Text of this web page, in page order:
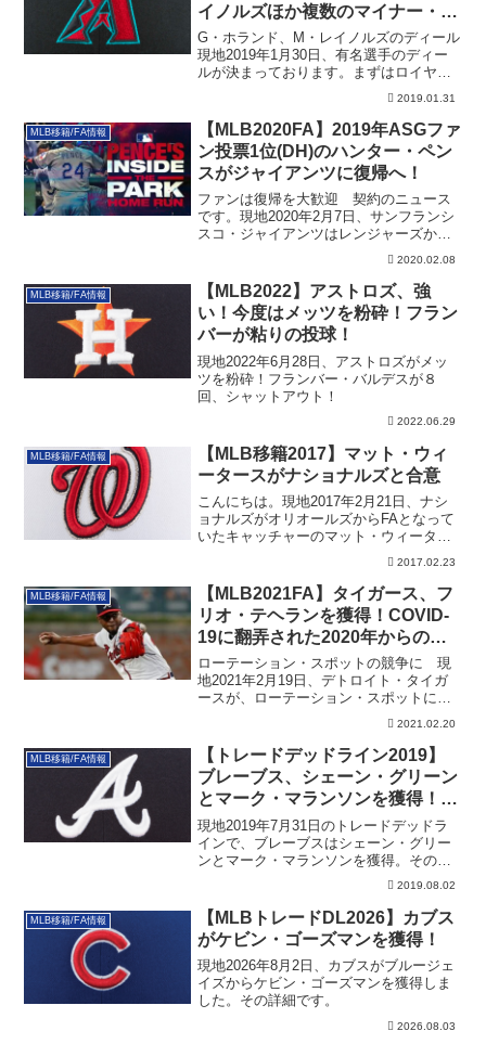
イノルズほか複数のマイナー・デ
ィールも
G・ホランド、M・レイノルズのディール
現地2019年1月30日、有名選手のディー
ルが決まっております。まずはロイヤル
2019.01.31
MLB移籍/FA情報
【MLB2020FA】2019年ASGファ
ン投票1位(DH)のハンター・ペン
スがジャイアンツに復帰へ！
ファンは復帰を大歓迎 契約のニュース
です。現地2020年2月7日、サンフランシ
スコ・ジャイアンツはレンジャーズから
2020.02.08
MLB移籍/FA情報
【MLB2022】アストロズ、強
い！今度はメッツを粉砕！フラン
バーが粘りの投球！
現地2022年6月28日、アストロズがメッ
ツを粉砕！フランバー・バルデスが８
回、シャットアウト！
2022.06.29
MLB移籍/FA情報
【MLB移籍2017】マット・ウィ
ータースがナショナルズと合意
こんにちは。現地2017年2月21日、ナシ
ョナルズがオリオールズからFAとなって
いたキャッチャーのマット・ウィーター
2017.02.23
MLB移籍/FA情報
【MLB2021FA】タイガース、フ
リオ・テヘランを獲得！COVID-
19に翻弄された2020年からの復
活を期す
ローテーション・スポットの競争に 現
地2021年2月19日、デトロイト・タイガ
ースが、ローテーション・スポットに刺
2021.02.20
MLB移籍/FA情報
【トレードデッドライン2019】
ブレーブス、シェーン・グリーン
とマーク・マランソンを獲得！ブ
ルペンを大幅強化
現地2019年7月31日のトレードデッドラ
インで、ブレーブスはシェーン・グリー
ンとマーク・マランソンを獲得。そのデ
ィールの詳細を記載しています。2019.08.02
MLB移籍/FA情報
【MLBトレードDL2026】カブス
がケビン・ゴーズマンを獲得！
現地2026年8月2日、カブスがブルージェ
イズからケビン・ゴーズマンを獲得しま
した。その詳細です。
2026.08.03